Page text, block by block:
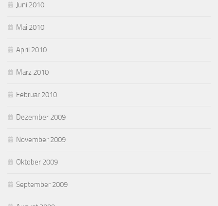
Juni 2010
Mai 2010
April 2010
März 2010
Februar 2010
Dezember 2009
November 2009
Oktober 2009
September 2009